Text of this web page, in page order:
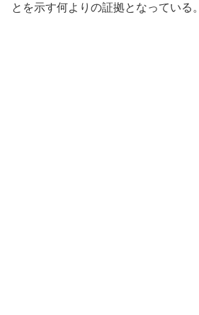
とを示す何よりの証拠となっている。